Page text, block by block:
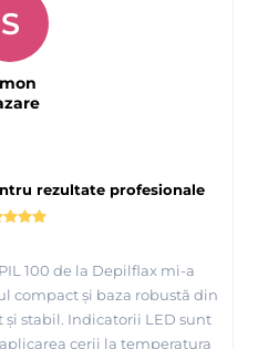
rezultate profesionale
100 de la Depilflax mi-a
compact și baza robustă din
stabil. Indicatorii LED sunt
cerii la temperatura
S